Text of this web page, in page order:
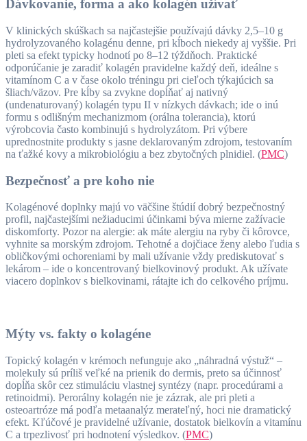
Dávkovanie, forma a ako kolagén užívať
V klinických skúškach sa najčastejšie používajú dávky 2,5–10 g
hydrolyzovaného kolagénu denne, pri kĺboch niekedy aj vyššie. Pri
pleti sa efekt typicky hodnotí po 8–12 týždňoch. Praktické
odporúčanie je zaradiť kolagén pravidelne každý deň, ideálne s
vitamínom C a v čase okolo tréningu pri cieľoch týkajúcich sa
šliach/väzov. Pre kĺby sa zvykne dopĺňať aj nativný
(undenaturovaný) kolagén typu II v nízkych dávkach; ide o inú
formu s odlišným mechanizmom (orálna tolerancia), ktorú
výrobcovia často kombinujú s hydrolyzátom. Pri výbere
uprednostnite produkty s jasne deklarovaným zdrojom, testovaním
na ťažké kovy a mikrobiológiu a bez zbytočných plnidiel. (PMC)
Bezpečnosť a pre koho nie
Kolagénové doplnky majú vo väčšine štúdií dobrý bezpečnostný
profil, najčastejšími nežiaducimi účinkami býva mierne zažívacie
diskomforty. Pozor na alergie: ak máte alergiu na ryby či kôrovce,
vyhnite sa morským zdrojom. Tehotné a dojčiace ženy alebo ľudia s
obličkovými ochoreniami by mali užívanie vždy prediskutovať s
lekárom – ide o koncentrovaný bielkovinový produkt. Ak užívate
viacero doplnkov s bielkovinami, rátajte ich do celkového príjmu.
Mýty vs. fakty o kolagéne
Topický kolagén v krémoch nefunguje ako „náhradná výstuž“ –
molekuly sú príliš veľké na prienik do dermis, preto sa účinnosť
dopĺňa skôr cez stimuláciu vlastnej syntézy (napr. procedúrami a
retinoidmi). Perorálny kolagén nie je zázrak, ale pri pleti a
osteoartróze má podľa metaanalýz merateľný, hoci nie dramatický
efekt. Kľúčové je pravidelné užívanie, dostatok bielkovín a vitamínu
C a trpezlivosť pri hodnotení výsledkov. (PMC)